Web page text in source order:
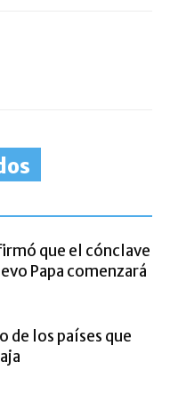
que el cónclave
Papa comenzará
de los países que